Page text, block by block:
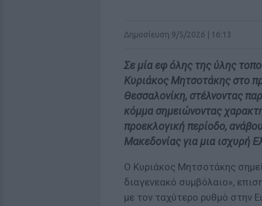
Δημοσίευση 9/5/2026 | 16:13
Σε μία εφ όλης της ύλης
Κυριάκος Μητσοτάκης στο
Θεσσαλονίκη, στέλνοντας
κόμμα σημειώνοντας
προεκλογική περίοδο,
Μακεδονίας για μια ισχυρή
Ο Κυριάκος Μητσοτάκης
διαγενεακό συμβόλαιο»,
με τον ταχύτερο ρυθμό